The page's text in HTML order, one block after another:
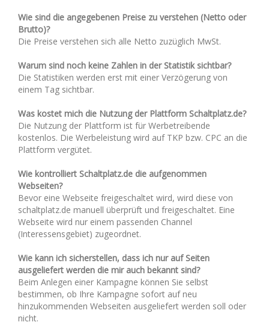
Wie sind die angegebenen Preise zu verstehen (Netto oder
Brutto)?
Die Preise verstehen sich alle Netto zuzüglich MwSt.
Warum sind noch keine Zahlen in der Statistik sichtbar?
Die Statistiken werden erst mit einer Verzögerung von
einem Tag sichtbar.
Was kostet mich die Nutzung der Plattform Schaltplatz.de?
Die Nutzung der Plattform ist für Werbetreibende
kostenlos. Die Werbeleistung wird auf TKP bzw. CPC an die
Plattform vergütet.
Wie kontrolliert Schaltplatz.de die aufgenommen
Webseiten?
Bevor eine Webseite freigeschaltet wird, wird diese von
schaltplatz.de manuell überprüft und freigeschaltet. Eine
Webseite wird nur einem passenden Channel
(Interessensgebiet) zugeordnet.
Wie kann ich sicherstellen, dass ich nur auf Seiten
ausgeliefert werden die mir auch bekannt sind?
Beim Anlegen einer Kampagne können Sie selbst
bestimmen, ob Ihre Kampagne sofort auf neu
hinzukommenden Webseiten ausgeliefert werden soll oder
nicht.